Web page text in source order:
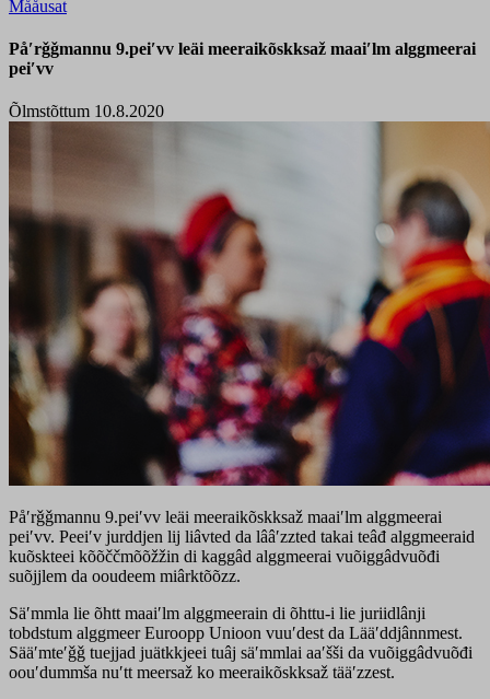
Mååusat
Påʹrǧǧmannu 9.peiʹvv leäi meeraikõskksaž maaiʹlm alggmeerai
peiʹvv
Õlmstõttum 10.8.2020
Påʹrǧǧmannu 9.peiʹvv leäi meeraikõskksaž maaiʹlm alggmeerai
peiʹvv. Peeiʹv jurddjen lij liâvted da lââʹzzted takai teâđ alggmeeraid
kuõskteei kõõččmõõžžin di kaggâd alggmeerai vuõiggâdvuõđi
suõjjlem da ooudeem miârktõõzz.
Säʹmmla lie õhtt maaiʹlm alggmeerain di õhttu-i lie juriidlânji
tobdstum alggmeer Euroopp Unioon vuuʹdest da Lääʹddjânnmest.
Sääʹmteʹǧǧ tuejjad juätkkjeei tuâj säʹmmlai aaʹšši da vuõiggâdvuõđi
oouʹdummša nuʹtt meersaž ko meeraikõskksaž tääʹzzest.